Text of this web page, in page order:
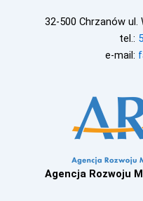
32-500 Chrzanów
tel.:
e-mail:
Agencja Rozwoju